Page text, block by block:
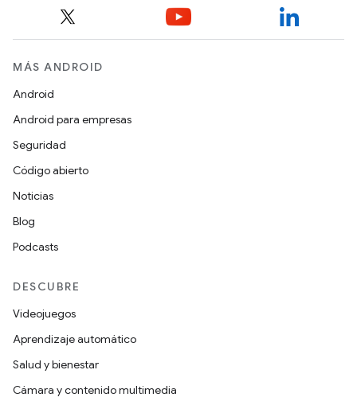
MÁS ANDROID
Android
Android para empresas
Seguridad
Código abierto
Noticias
Blog
Podcasts
DESCUBRE
Videojuegos
Aprendizaje automático
Salud y bienestar
Cámara y contenido multimedia